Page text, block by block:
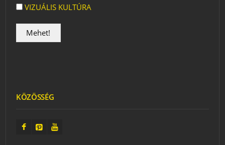
VIZUÁLIS KULTÚRA
KÖZÖSSÉG